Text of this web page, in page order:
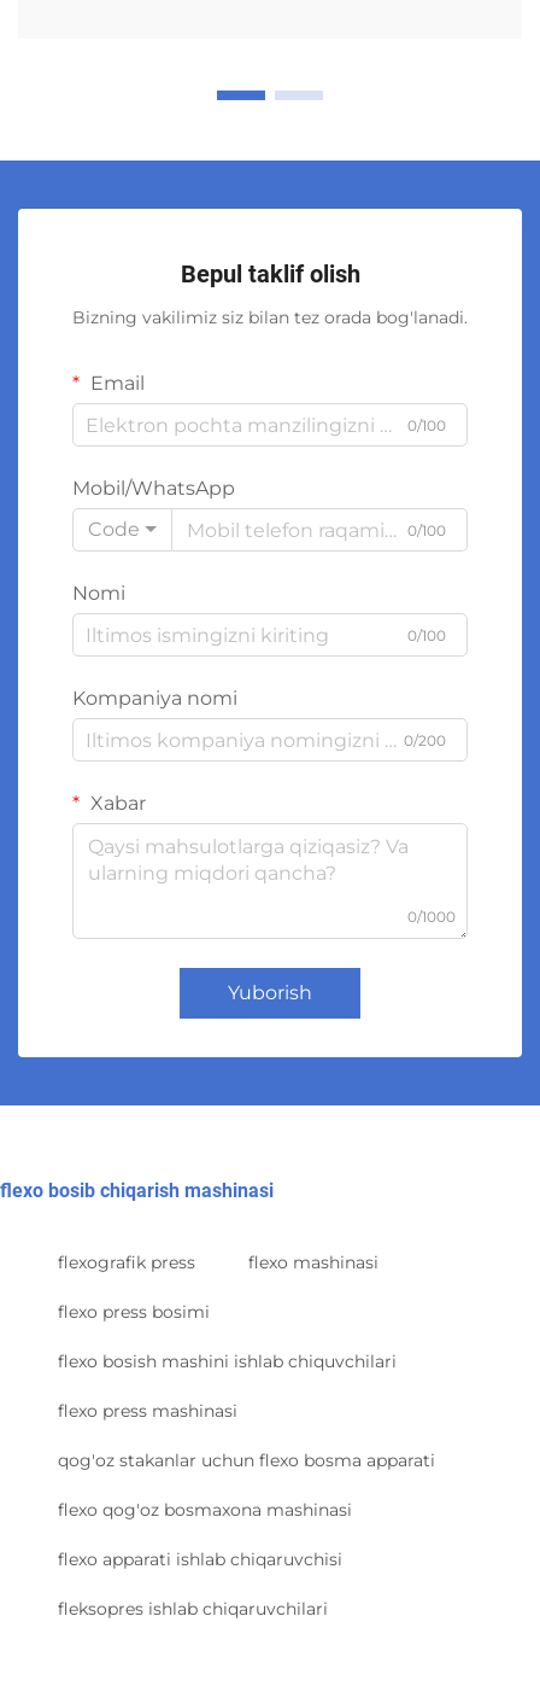
Bepul taklif olish
Bizning vakilimiz siz bilan tez orada bog'lanadi.
Email
0/100
Mobil/WhatsApp
Code
0/100
Nomi
0/100
Kompaniya nomi
0/200
Xabar
0/1000
Yuborish
flexo bosib chiqarish mashinasi
flexografik press flexo mashinasi
flexo press bosimi
flexo bosish mashini ishlab chiquvchilari
flexo press mashinasi
qog'oz stakanlar uchun flexo bosma apparati
flexo qog'oz bosmaxona mashinasi
flexo apparati ishlab chiqaruvchisi
fleksopres ishlab chiqaruvchilari